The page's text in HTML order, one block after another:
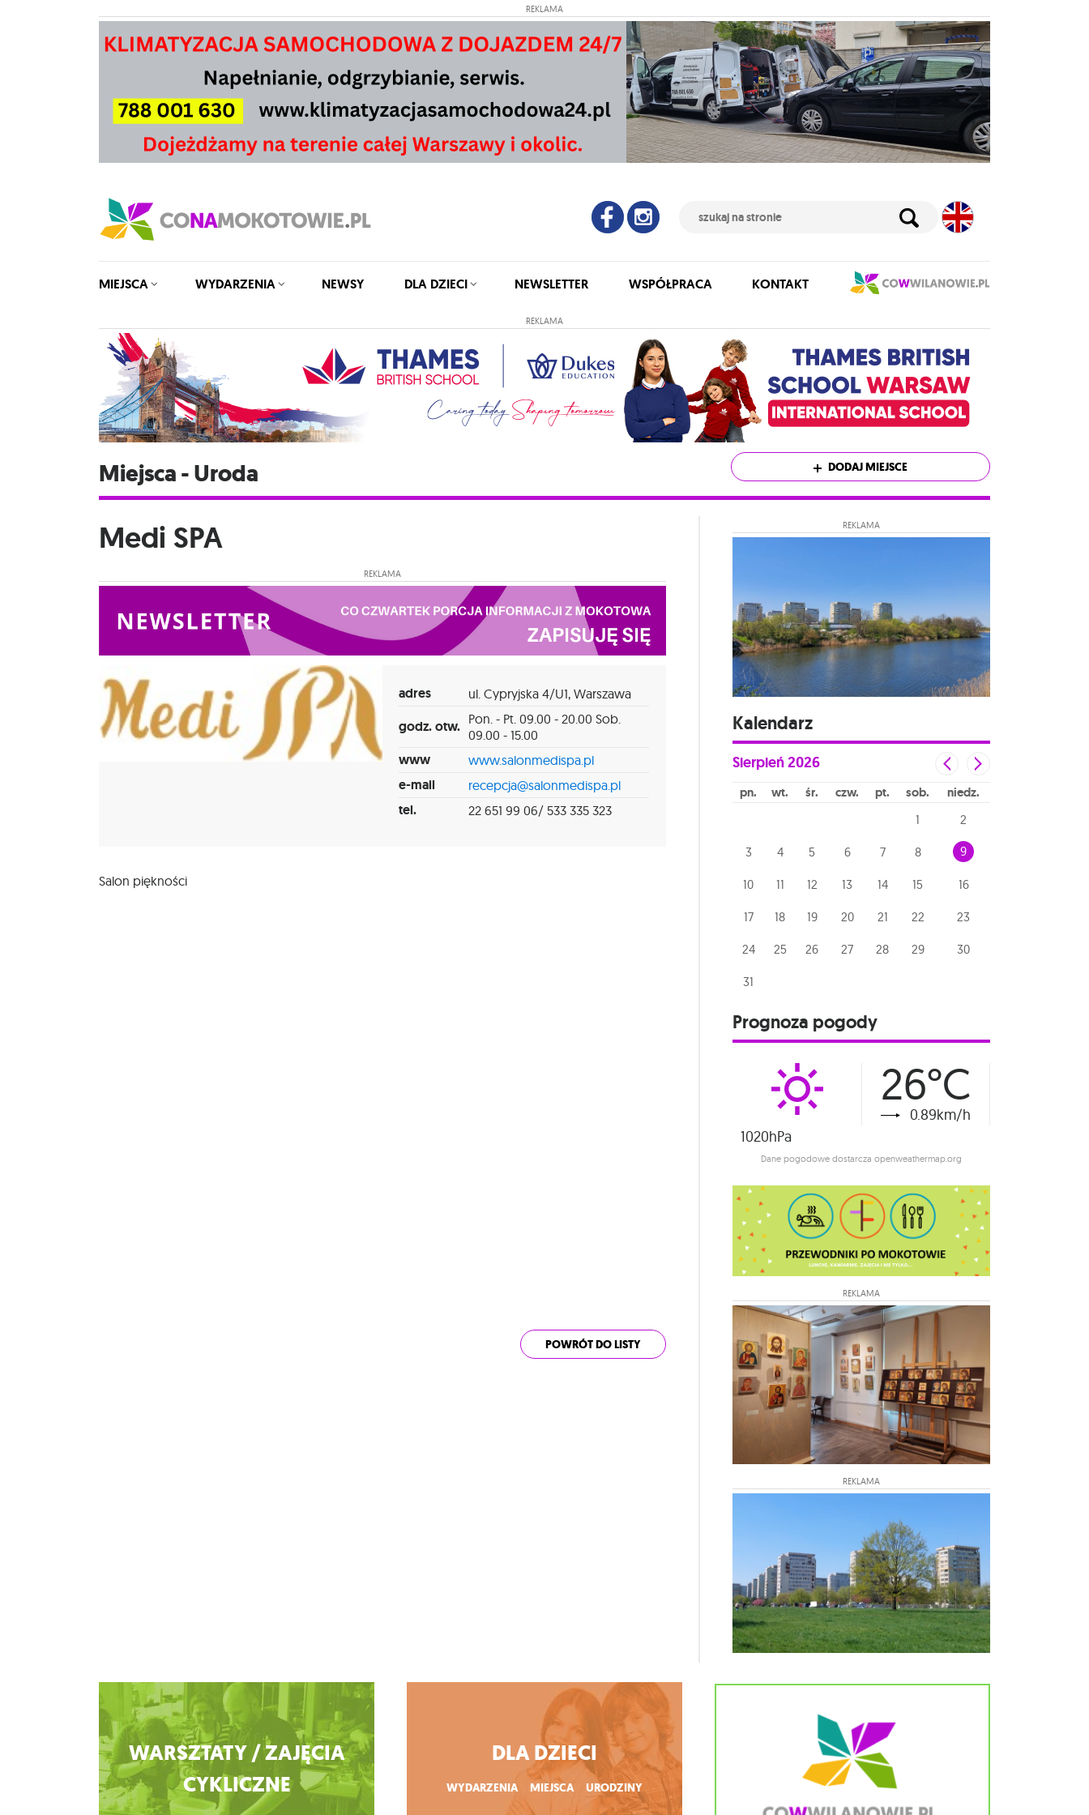
REKLAMA
MIEJSCA WYDARZENIA NEWSY DLA DZIECI NEWSLETTER WSPÓŁPRACA KONTAKT
REKLAMA
Miejsca - Uroda DODAJ MIEJSCE
Medi SPA
REKLAMA
adres ul. Cypryjska 4/U1, Warszawa
godz. otw. Pon. - Pt. 09.00 - 20.00 Sob.
09.00 - 15.00
www www.salonmedispa.pl
e-mail recepcja@salonmedispa.pl
tel. 22 651 99 06/ 533 335 323
Salon piękności
POWRÓT DO LISTY
REKLAMA
Kalendarz
Sierpień2026
pn wt śr czw pt sob niedz
1 2
3 4 5 6 7 8 9
10 11 12 13 14 15 16
17 18 19 20 21 22 23
24 25 26 27 28 29 30
31
Prognoza pogody
26°C
0.89km/h
1020hPa
Dane pogodowe dostarcza openweathermap.org
REKLAMA
REKLAMA
Zobacz więcej
WARSZTATY / ZAJĘCIA
CYKLICZNE
DLA DZIECI
WYDARZENIA MIEJSCA URODZINY